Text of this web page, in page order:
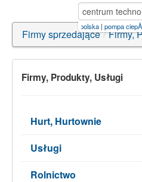
|pompa ciepÅa'
Firmy sprzedające / Firmy,
Firmy, Produkty, Usługi
Hurt, Hurtownie
Usługi
Rolnictwo